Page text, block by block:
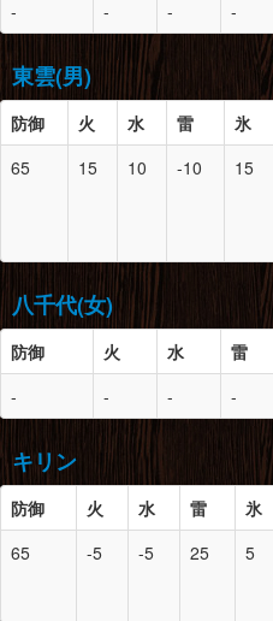
脚
12 1
腕
12 1
脚
12 2
-
- - -
頭
13 -
胴
12 -
腕
12 -
腰
13 -
脚
12
東雲(男)
防御 火 水 雷 氷
65
15 10 -10 15
頭
13 2
胴
13 1
腕
13 2
八千代(女)
防御 火 水 雷
-
- - -
防御 スロット
頭
13 -
胴
13 -
キリン
防御 火 水 雷 氷
65
-5 -5 25 5